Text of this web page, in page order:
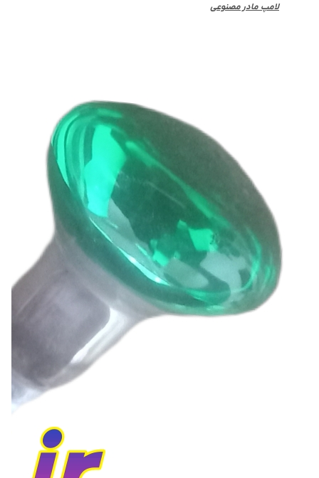
لامپ مادر مصنوعی